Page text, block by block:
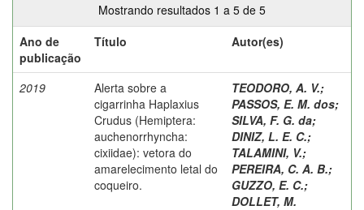
Mostrando resultados 1 a 5 de 5
Ano de
publicação
Título Autor(es)
2019
Alerta sobre a
cigarrinha Haplaxius
Crudus (Hemiptera:
auchenorrhyncha:
cixiidae): vetora do
amarelecimento letal do
coqueiro.
TEODORO, A. V.;
PASSOS, E. M. dos;
SILVA, F. G. da;
DINIZ, L. E. C.;
TALAMINI, V.;
PEREIRA, C. A. B.;
GUZZO, E. C.;
DOLLET, M.